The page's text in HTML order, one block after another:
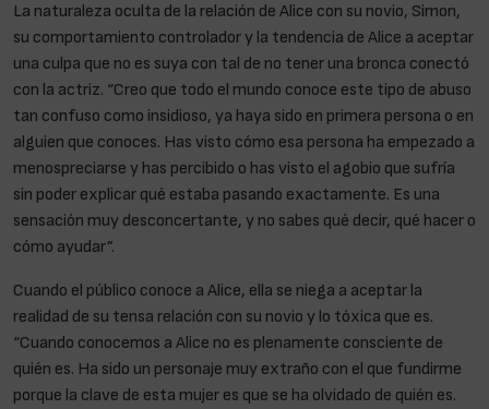
La naturaleza oculta de la relación de Alice con su novio, Simon,
su comportamiento controlador y la tendencia de Alice a aceptar
una culpa que no es suya con tal de no tener una bronca conectó
con la actriz. “Creo que todo el mundo conoce este tipo de abuso
tan confuso como insidioso, ya haya sido en primera persona o en
alguien que conoces. Has visto cómo esa persona ha empezado a
menospreciarse y has percibido o has visto el agobio que sufría
sin poder explicar qué estaba pasando exactamente. Es una
sensación muy desconcertante, y no sabes qué decir, qué hacer o
cómo ayudar”.
Cuando el público conoce a Alice, ella se niega a aceptar la
realidad de su tensa relación con su novio y lo tóxica que es.
“Cuando conocemos a Alice no es plenamente consciente de
quién es. Ha sido un personaje muy extraño con el que fundirme
porque la clave de esta mujer es que se ha olvidado de quién es.